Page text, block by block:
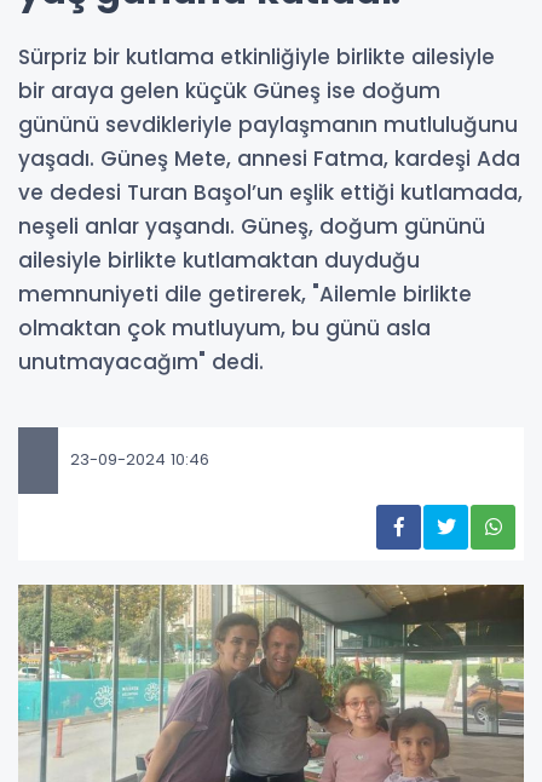
Sürpriz bir kutlama etkinliğiyle birlikte ailesiyle
bir araya gelen küçük Güneş ise doğum
gününü sevdikleriyle paylaşmanın mutluluğunu
yaşadı. Güneş Mete, annesi Fatma, kardeşi Ada
ve dedesi Turan Başol’un eşlik ettiği kutlamada,
neşeli anlar yaşandı. Güneş, doğum gününü
ailesiyle birlikte kutlamaktan duyduğu
memnuniyeti dile getirerek, "Ailemle birlikte
olmaktan çok mutluyum, bu günü asla
unutmayacağım" dedi.
23-09-2024 10:46